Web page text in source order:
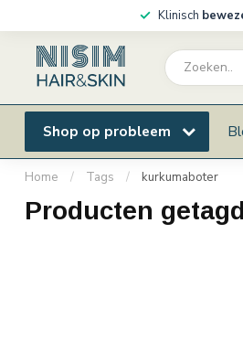
Klinisch
Shop op probleem
Home / Tags / kurkumaboter
Producten